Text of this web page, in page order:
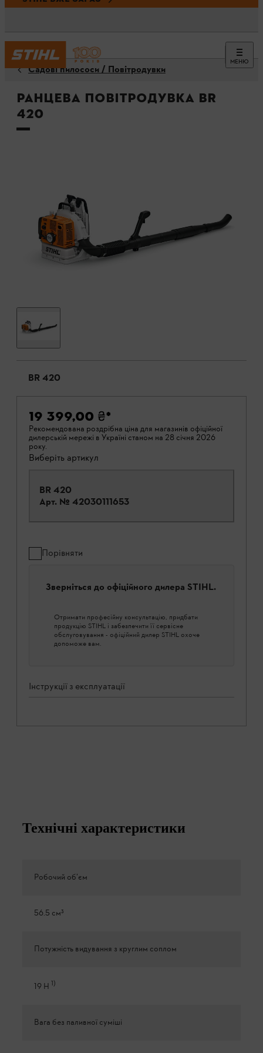
МЕНЮ
Садові пилососи / Повітродувки
Ранцева повітродувка BR
420
BR 420
19 399,00 ₴*
Рекомендована роздрібна ціна для магазинів офіційної
дилерській мережі в Україні станом на 28 січня 2026
року.
Виберіть артикул
BR 420
Арт. № 42030111653
Порівняти
Зверніться до офіційного дилера STIHL.
Отримати професійну консультацію, придбати
продукцію STIHL і забезпечити її сервісне
обслуговування - офіційний дилер STIHL охоче
допоможе вам.
Інструкції з експлуатації
Технічні характеристики
Робочий об’єм
56.5 см³
Потужність видування з круглим соплом
19 Н 1)
Вага без паливної суміші